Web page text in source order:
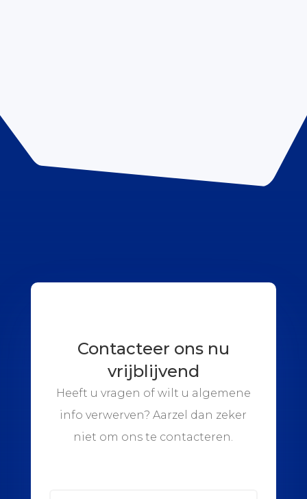
Contacteer ons nu
vrijblijvend
Heeft u vragen of wilt u algemene
info verwerven? Aarzel dan zeker
niet om ons te contacteren.